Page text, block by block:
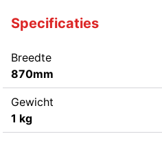
Specificaties
Breedte
870mm
Gewicht
1 kg